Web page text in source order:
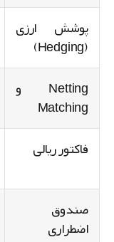
پوشش ارزی
Netting و
Matching
فاکتور ریالی
صندوق
اضطراری